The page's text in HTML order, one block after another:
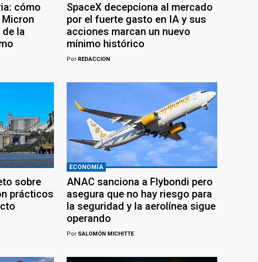
cómo
Micron
la
SpaceX decepciona al mercado
por el fuerte gasto en IA y sus
acciones marcan un nuevo
mínimo histórico
Por REDACCION
sobre
prácticos
ECONOMÍA
ANAC sanciona a Flybondi pero
asegura que no hay riesgo para
la seguridad y la aerolínea sigue
operando
Por SALOMÓN MICHITTE